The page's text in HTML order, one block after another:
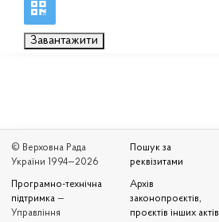
Завантажити
© Верховна Рада
України 1994—2026
Програмно-технічна
підтримка —
Управління
Пошук за
реквізитами
Архів
законопроєктів,
проєктів інших актів